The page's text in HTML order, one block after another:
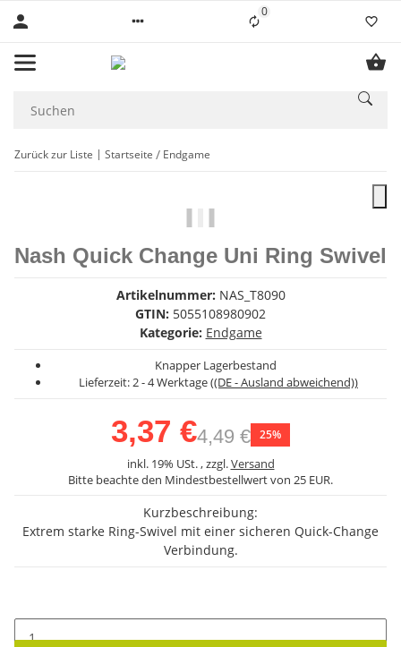
0Liste ist leer
Zurück zur Liste Startseite Endgame
Nash Quick Change Uni Ring Swivel
Artikelnummer: NAS_T8090
GTIN: 5055108980902
Kategorie: Endgame
Knapper Lagerbestand
Lieferzeit:2 - 4 Werktage((DE - Ausland abweichend))
3,37 €4,49 € 25%
inkl. 19% USt. , zzgl.Versand
Bitte beachte den Mindestbestellwert von 25 EUR.
Kurzbeschreibung:
Extrem starke Ring-Swivel mit einer sicheren Quick-Change
Verbindung.